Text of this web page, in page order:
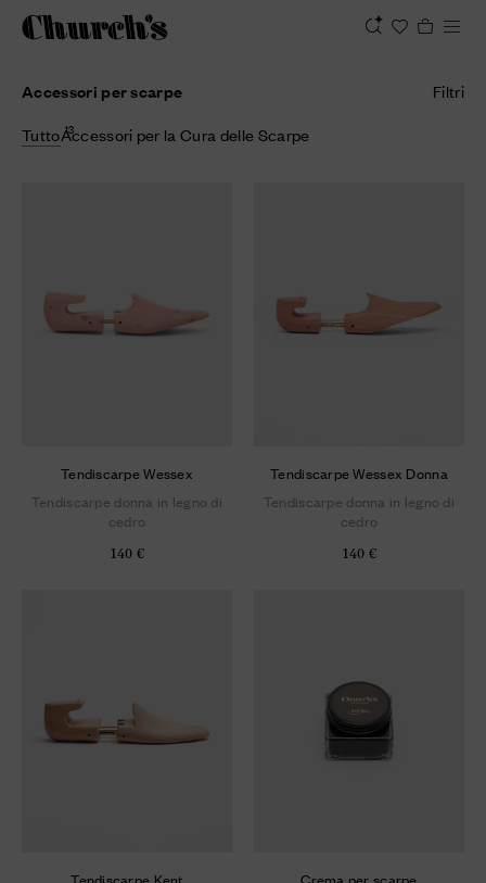
Accessori per scarpe
Filtri
Tutto 13
Accessori per la Cura delle Scarpe
Tendiscarpe Wessex
Tendiscarpe donna in legno di
cedro
140 €
Tendiscarpe Wessex Donna
Tendiscarpe donna in legno di
cedro
140 €